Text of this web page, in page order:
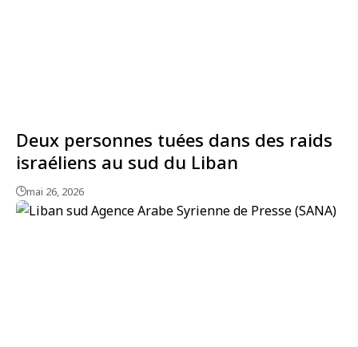
Deux personnes tuées dans des raids
israéliens au sud du Liban
mai 26, 2026